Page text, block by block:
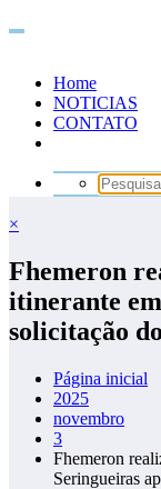
Home
NOTICIAS
CONTATO
×
Fhemeron
itinerante
solicitação
Página inicial
2025
novembro
3
Fhemeron
Seringueiras